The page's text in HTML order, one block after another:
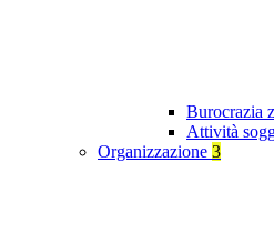
Burocrazia
Attività
Organizzazione 3